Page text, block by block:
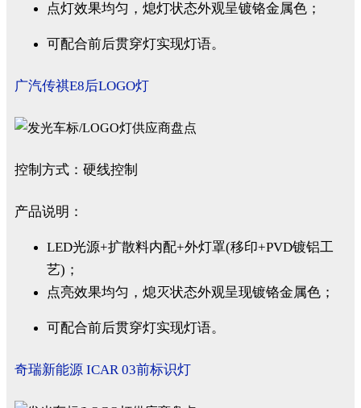
点灯效果均匀，熄灯状态外观呈镀铬金属色；
可配合前后贯穿灯实现灯语。
广汽传祺E8后LOGO灯
控制方式：硬线控制
产品说明：
LED光源+扩散料内配+外灯罩(移印+PVD镀铝工
艺)；
点亮效果均匀，熄灭状态外观呈现镀铬金属色；
可配合前后贯穿灯实现灯语。
奇瑞新能源 ICAR 03前标识灯